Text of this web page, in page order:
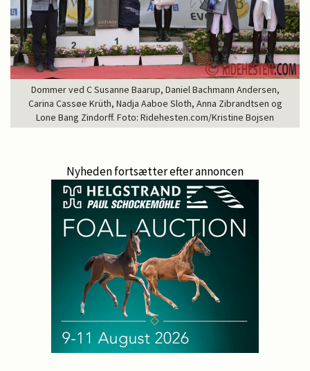
Dommer ved C Susanne Baarup, Daniel Bachmann Andersen,
Carina Cassøe Krüth, Nadja Aaboe Sloth, Anna Zibrandtsen og
Lone Bang Zindorff. Foto: Ridehesten.com/Kristine Bojsen
Nyheden fortsætter efter annoncen